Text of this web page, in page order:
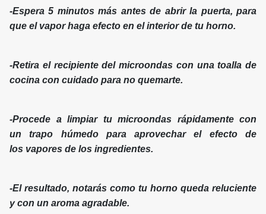
-Espera 5 minutos más antes de abrir la puerta, para
que el vapor haga efecto en el interior de tu horno.
-Retira el recipiente del microondas con una toalla de
cocina con cuidado para no quemarte.
-Procede a limpiar tu microondas rápidamente con
un trapo húmedo para aprovechar el efecto de
los vapores de los ingredientes.
-El resultado, notarás como tu horno queda reluciente
y con un aroma agradable.